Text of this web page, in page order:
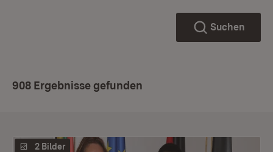
Suchen
908 Ergebnisse gefunden
2 Bilder